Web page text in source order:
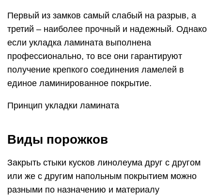
Первый из замков самый слабый на разрыв, а
третий – наиболее прочный и надежный. Однако
если укладка ламината выполнена
профессионально, то все они гарантируют
получение крепкого соединения ламелей в
единое ламинированное покрытие.
Принцип укладки ламината
Виды порожков
Закрыть стыки кусков линолеума друг с другом
или же с другим напольным покрытием можно
разными по назначению и материалу